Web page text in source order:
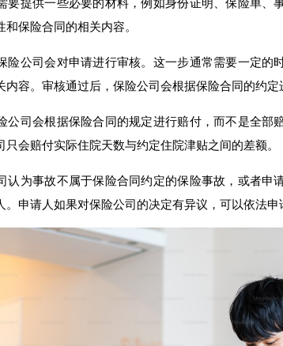
保险合同的相关内容。
险公司会对申请进行审核。这一步通常需要一定的
容。审核通过后，保险公司会根据保险合同的约定
公司会根据保险合同的规定进行赔付，而不是全部
会赔付实际住院天数与约定住院津贴之间的差额。
认为事故不属于保险合同约定的保险事故，或者申
。申请人如果对保险公司的决定有异议，可以依法申